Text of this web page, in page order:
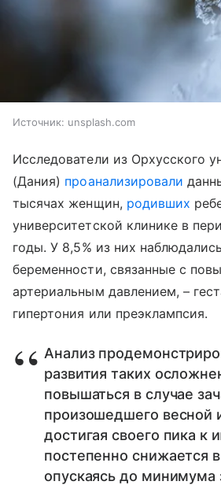
Источник: unsplash.com
Исследователи из Орхусского
(Дания) проанализировали
тысячах женщин, родивших
университетской клинике в
годы. У 8,5% из них
беременности, связанные с
артериальным давлением, –
гипертония или преэклампсия.
Анализ
развития таких
повышаться в случае
произошедшего весной
достигая своего пика к
постепенно снижается
опускаясь до минимума